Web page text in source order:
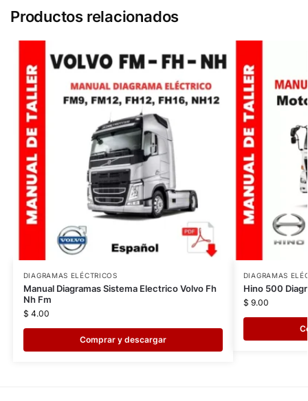
Productos relacionados
DIAGRAMAS ELÉCTRICOS
Manual Diagramas Sistema Electrico Volvo Fh
Nh Fm
$ 4.00
Comprar y descargar
DIAGRAMAS
Hino 500
$ 9.00